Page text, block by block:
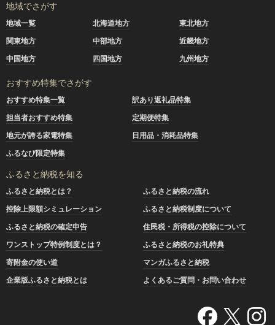
地域でさがす
地域一覧 北海道地方
東北地方
関東地方
中部地方
近畿地方
中国地方
四国地方 九州地方
おすすめ特集でさがす
おすすめ特集一覧
訳あり返礼品特集
担当者おすすめ特集
定期便特集
地元が誇る家電特集
日用品・消耗品特集
ふるなび限定特集
ふるさと納税を知る
ふるさと納税とは？
ふるさと納税の流れ
控除上限額シミュレーション
ふるさと納税制度について
ふるさと納税の確定申告
住民税・所得税の控除について
ワンストップ特例制度とは？
ふるさと納税のお礼特典
寄附金の使い道
マンガふるさと納税
企業版ふるさと納税とは
よくあるご質問・お問い合わせ